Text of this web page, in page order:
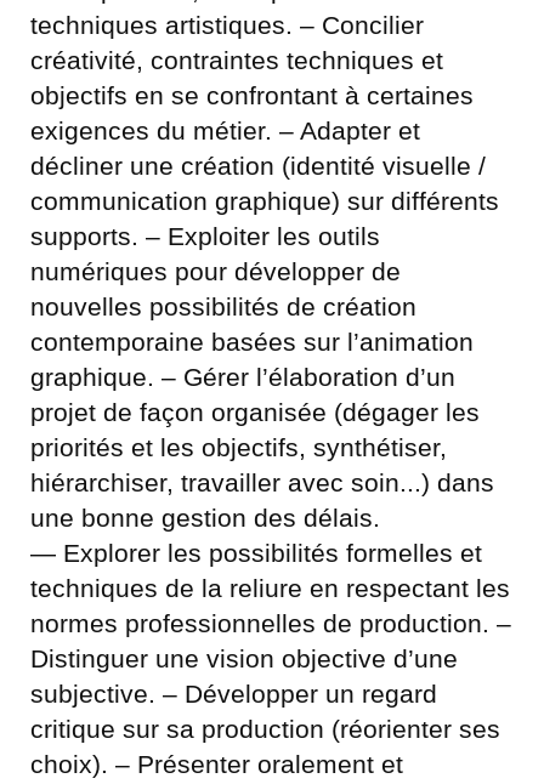
techniques artistiques. – Concilier
créativité, contraintes techniques et
objectifs en se confrontant à certaines
exigences du métier. – Adapter et
décliner une création (identité visuelle /
communication graphique) sur différents
supports. – Exploiter les outils
numériques pour développer de
nouvelles possibilités de création
contemporaine basées sur l’animation
graphique. – Gérer l’élaboration d’un
projet de façon organisée (dégager les
priorités et les objectifs, synthétiser,
hiérarchiser, travailler avec soin...) dans
une bonne gestion des délais.
— Explorer les possibilités formelles et
techniques de la reliure en respectant les
normes professionnelles de production. –
Distinguer une vision objective d’une
subjective. – Développer un regard
critique sur sa production (réorienter ses
choix). – Présenter oralement et